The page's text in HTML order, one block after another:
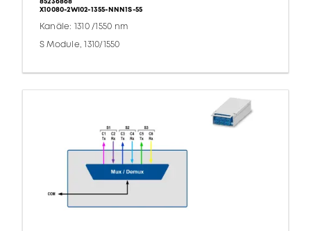
X10080-2WI02-1355-NNN1S-55
Kanäle: 1310 /1550 nm
S Module, 1310/1550